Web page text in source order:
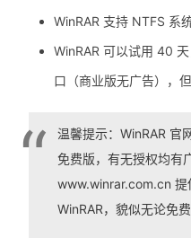
WinRAR 支持 NTFS 系
WinRAR 可以试用 40
口（商业版无广告），
温馨提示：WinRAR 官
免费版，有无授权均有
www.winrar.com.cn 提
WinRAR，貌似无论免